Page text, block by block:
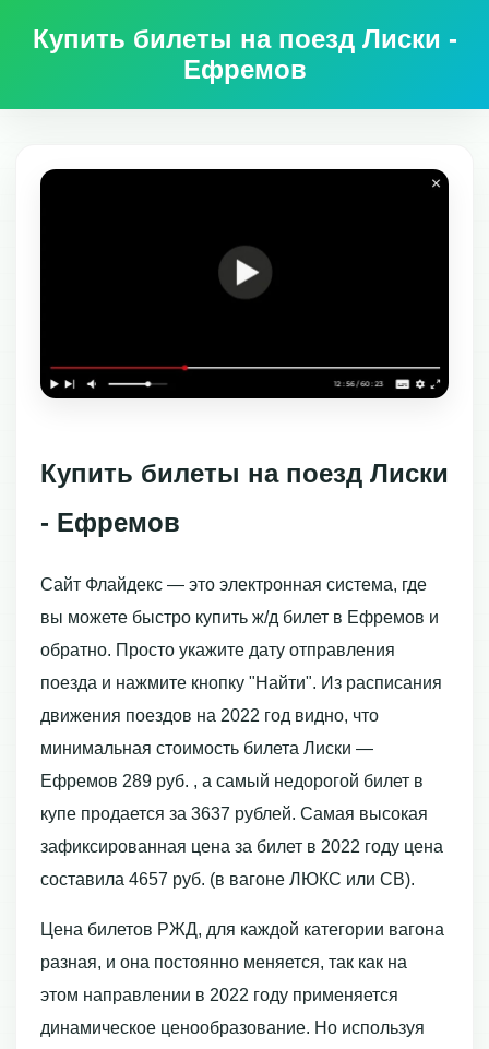
Купить билеты на поезд Лиски -
Ефремов
Купить билеты на поезд Лиски
- Ефремов
Сайт Флайдекс — это электронная система, где
вы можете быстро купить ж/д билет в Ефремов и
обратно. Просто укажите дату отправления
поезда и нажмите кнопку "Найти". Из расписания
движения поездов на 2022 год видно, что
минимальная стоимость билета Лиски —
Ефремов 289 руб. , а самый недорогой билет в
купе продается за 3637 рублей. Самая высокая
зафиксированная цена за билет в 2022 году цена
составила 4657 руб. (в вагоне ЛЮКС или СВ).
Цена билетов РЖД, для каждой категории вагона
разная, и она постоянно меняется, так как на
этом направлении в 2022 году применяется
динамическое ценообразование. Но используя